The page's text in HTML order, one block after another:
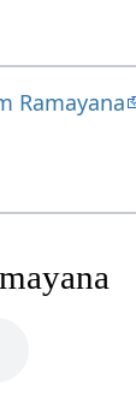
Ramayana